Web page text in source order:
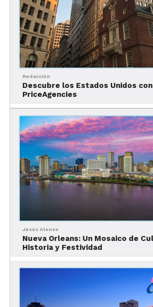
Mira nuestro video
¿Por qué vender
Orleans?
experiencias auténticas
cultura única en Estados
música en vivo todos los
gastronomía reconocida
mundialmente
arquitectura histórica
Redacción
Descubre los Estados Unidos con
PriceAgencies
Jesús Alonso
Nueva Orleans: Un Mosaico de
Historia y Festividad